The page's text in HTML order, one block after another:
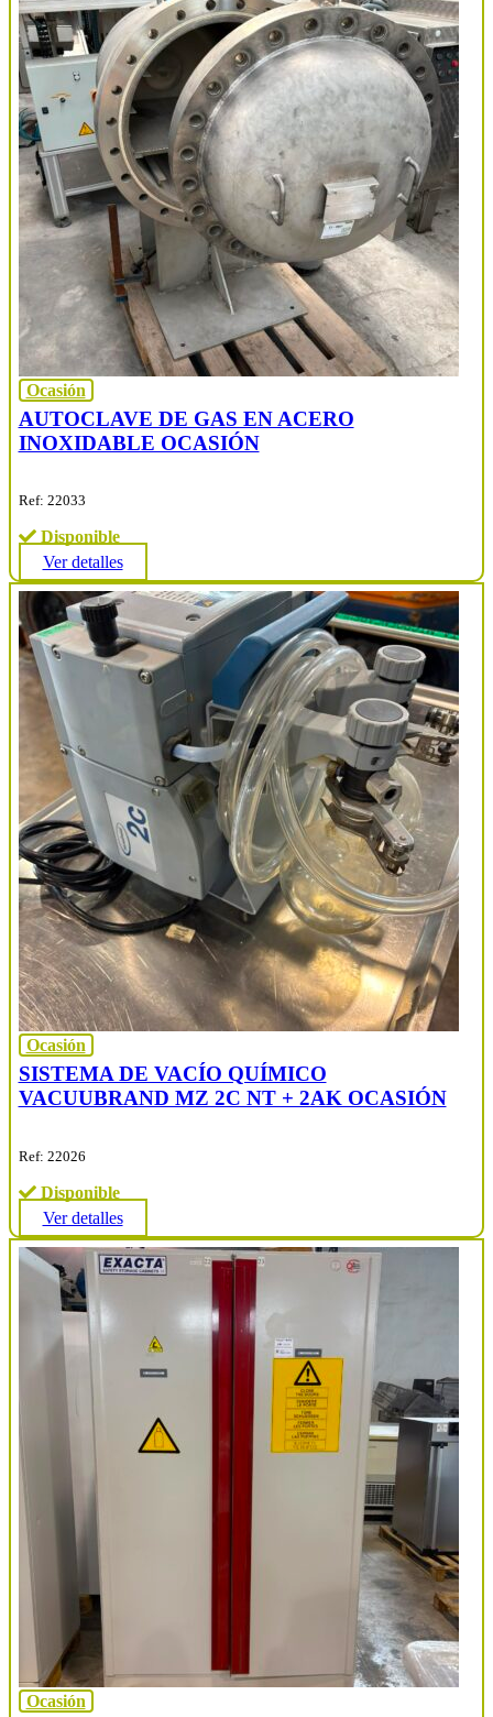
Ocasión
AUTOCLAVE DE GAS EN ACERO
INOXIDABLE OCASIÓN
Ref: 22033
Disponible
Ver detalles
Ocasión
SISTEMA DE VACÍO QUÍMICO
VACUUBRAND MZ 2C NT + 2AK OCASIÓN
Ref: 22026
Disponible
Ver detalles
Ocasión